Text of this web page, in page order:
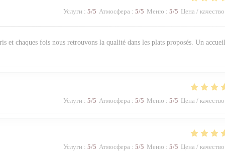
Услуги : 5/5 Атмосфера : 5/5 Меню : 5/5 Цена / качество
et chaques fois nous retrouvons la qualité dans les plats proposés. Un accueil
Услуги : 5/5 Атмосфера : 5/5 Меню : 5/5 Цена / качество
Услуги : 5/5 Атмосфера : 5/5 Меню : 5/5 Цена / качество